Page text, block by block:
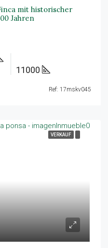
mit historischer
Jahren
11000
Ref: 17mskv045
VERKAUF